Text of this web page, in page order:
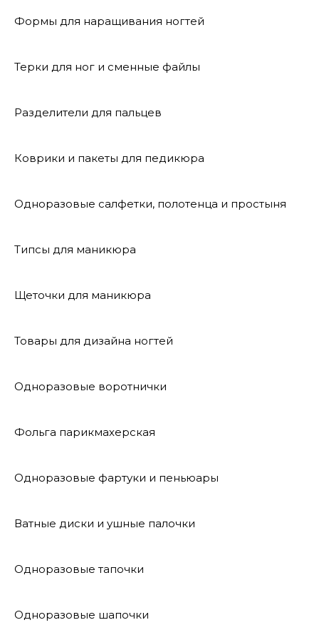
Формы для наращивания ногтей
Терки для ног и сменные файлы
Разделители для пальцев
Коврики и пакеты для педикюра
Одноразовые салфетки, полотенца и простыня
Типсы для маникюра
Щеточки для маникюра
Товары для дизайна ногтей
Одноразовые воротнички
Фольга парикмахерская
Одноразовые фартуки и пеньюары
Ватные диски и ушные палочки
Одноразовые тапочки
Одноразовые шапочки